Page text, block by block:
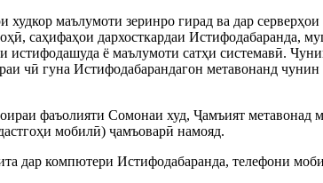
маълумоти зеринро гирад ва дар
саҳифаҳои дархосткардаи Истифодабаранда,
ё маълумоти сатҳи системавӣ.
чӣ гуна Истифодабарандагон метавонанд
фаъолияти Сомонаи худ, Ҷамъият метавонад
мобилӣ) ҷамъоварӣ намояд.
дар компютери Истифодабаранда, телефони